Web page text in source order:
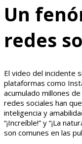
Un
redes
El video del incidente
plataformas como
acumulado millones
redes sociales han
inteligencia y
“¡Increíble!” y “¡La
son comunes en las